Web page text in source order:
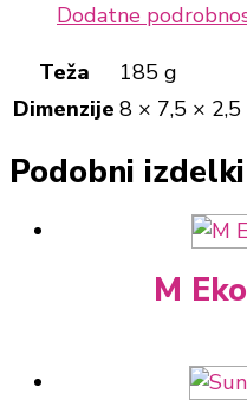
Dodatne
Teža
185 g
Dimenzije 8 × 7,5 × 2,5
Podobni izdelki
M